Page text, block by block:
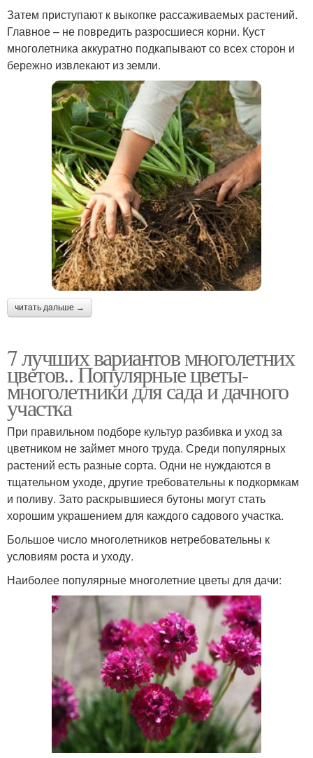
Затем приступают к выкопке рассаживаемых растений.
Главное – не повредить разросшиеся корни. Куст
многолетника аккуратно подкапывают со всех сторон и
бережно извлекают из земли.
читать дальше →
7 лучших вариантов многолетних
цветов.. Популярные цветы-
многолетники для сада и дачного
участка
При правильном подборе культур разбивка и уход за
цветником не займет много труда. Среди популярных
растений есть разные сорта. Одни не нуждаются в
тщательном уходе, другие требовательны к подкормкам
и поливу. Зато раскрывшиеся бутоны могут стать
хорошим украшением для каждого садового участка.
Большое число многолетников нетребовательны к
условиям роста и уходу.
Наиболее популярные многолетние цветы для дачи: